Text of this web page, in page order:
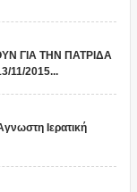
ΓΙΑ ΤΗΝ ΠΑΤΡΙΔΑ
11/2015...
Ιερατική